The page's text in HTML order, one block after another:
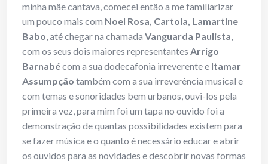
minha mãe cantava, comecei então a me familiarizar
um pouco mais com Noel Rosa, Cartola, Lamartine
Babo, até chegar na chamada Vanguarda Paulista,
com os seus dois maiores representantes Arrigo
Barnabécom a sua dodecafonia irreverente e Itamar
Assumpção também com a sua irreverência musical e
com temas e sonoridades bem urbanos, ouvi-los pela
primeira vez, para mim foi um tapa no ouvido foi a
demonstração de quantas possibilidades existem para
se fazer música e o quanto é necessário educar e abrir
os ouvidos para as novidades e descobrir novas formas